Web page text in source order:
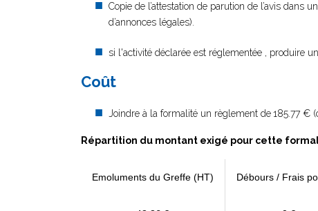
Copie de l’attestation de parution de l’avis dans
d’annonces légales).
si l'activité déclarée est réglementée , produire
Coût
Joindre à la formalité un règlement de185.77 €
Répartition du montant exigé pour cette
Emoluments du Greffe (HT) Débours / Frais